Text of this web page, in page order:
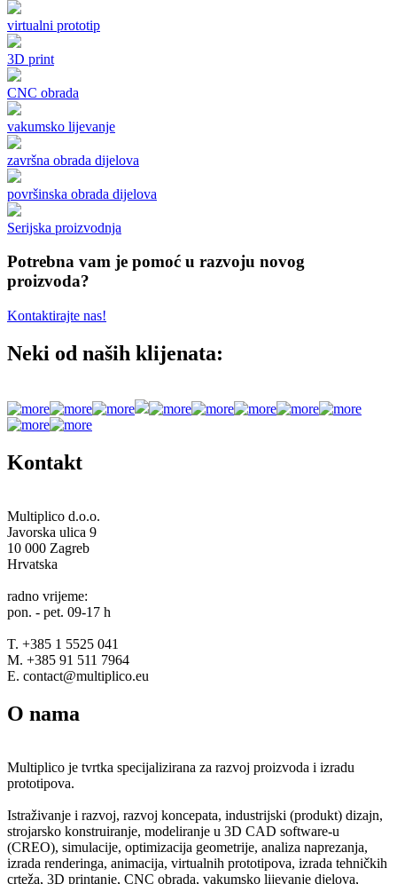
virtualni prototip
3D print
CNC obrada
vakumsko lijevanje
završna obrada dijelova
površinska obrada dijelova
Serijska proizvodnja
Potrebna vam je pomoć u razvoju novog
proizvoda?
Kontaktirajte nas!
Neki od naših klijenata:
Kontakt
Multiplico d.o.o.
Javorska ulica 9
10 000 Zagreb
Hrvatska
radno vrijeme:
pon. - pet. 09-17 h
T. +385 1 5525 041
M. +385 91 511 7964
E. contact@multiplico.eu
O nama
Multiplico je tvrtka specijalizirana za razvoj proizvoda i izradu
prototipova.
Istraživanje i razvoj, razvoj koncepata, industrijski (produkt) dizajn,
strojarsko konstruiranje, modeliranje u 3D CAD software-u
(CREO), simulacije, optimizacija geometrije, analiza naprezanja,
izrada renderinga, animacija, virtualnih prototipova, izrada tehničkih
crteža, 3D printanje, CNC obrada, vakumsko lijevanje djelova,